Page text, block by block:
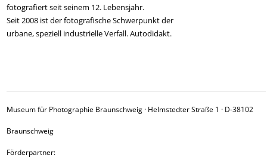
fotografiert seit seinem 12. Lebensjahr.
Seit 2008 ist der fotografische Schwerpunkt der
urbane, speziell industrielle Verfall. Autodidakt.
Museum für Photographie Braunschweig · Helmstedter Straße 1 · D-38102
Braunschweig
Förderpartner: